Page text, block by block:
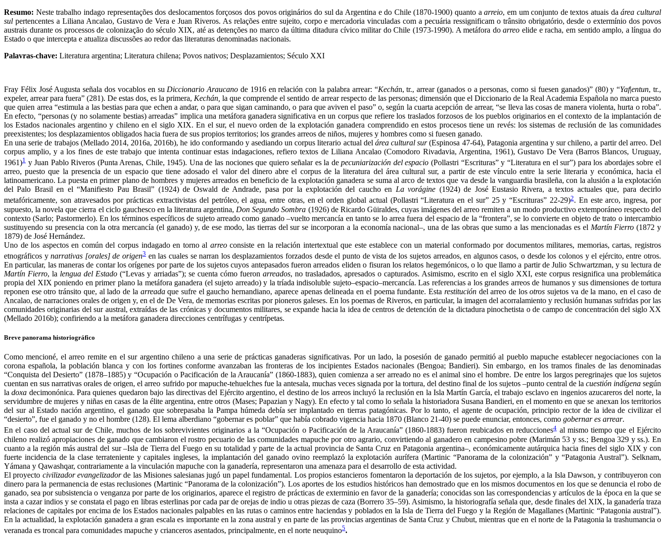
Resumo: Neste trabalho indago representações dos deslocamentos forçosos dos povos originários do sul da Argentina e do Chile (1870-1900) quanto aarreio, em um conjunto de textos atuais daárea cultural
sul pertencentes a Liliana Ancalao, Gustavo de Vera e Juan Riveros. As relações entre sujeito, corpo e mercadoria vinculadas com a pecuária ressignificam o trânsito obrigatório, desde o extermínio dos povos
austrais durante os processos de colonização do século XIX, até as detenções no marco da última ditadura cívico militar do Chile (1973-1990). A metáfora doarreo elide e racha, em sentido amplo, a língua do
Estado o que intercepta e atualiza discussões ao redor das literaturas denominadas nacionais.
Palavras-chave: Literatura argentina; Literatura chilena; Povos nativos; Desplazamientos; Século XXI
Fray Félix José Augusta señala dos vocablos en su Diccionario Araucanode 1916 en relación con la palabra arrear: “Kechán, tr., arrear (ganados o a personas, como si fuesen ganados)” (80) y “Yaf|entun, tr.,
expeler, arrear para fuera” (281). De estas dos, es la primera, Kechán, la que comprende el sentido de arrear respecto de las personas; dimensión que el Diccionario de la Real Academia Española no marca puesto
que quien arrea “estimula a las bestias para que echen a andar, o para que sigan caminando, o para que aviven el paso” o, según la cuarta acepción de arrear, “se lleva las cosas de manera violenta, hurta o roba”.
En efecto, “personas (y no solamente bestias) arreadas” implica una metáfora ganadera significativa en un corpus que refiere los traslados forzosos de los pueblos originarios en el contexto de la implantación de
los Estados nacionales argentino y chileno en el siglo XIX. En el sur, el nuevo orden de la explotación ganadera comprendido en estos procesos tiene un revés: los sistemas de reclusión de las comunidades
preexistentes; los desplazamientos obligados hacia fuera de sus propios territorios; los grandes arreos de niños, mujeres y hombres como si fuesen ganado.
En una serie de trabajos (Mellado 2014, 2016a, 2016b), he ido conformando y asediando un corpus literario actual del área cultural sur(Espinosa 47-64), Patagonia argentina y sur chileno, a partir del arreo. Del
corpus amplio, y a los fines de este trabajo que intenta continuar estas indagaciones, refiero textos de Liliana Ancalao (Comodoro Rivadavia, Argentina, 1961), Gustavo De Vera (Barros Blancos, Uruguay,
1961)1 y Juan Pablo Riveros (Punta Arenas, Chile, 1945). Una de las nociones que quiero señalar es la depecuniarización del espacio (Pollastri “Escrituras” y “Literatura en el sur”) para los abordajes sobre el
arreo, puesto que la presencia de un espacio que tiene adosado el valor del dinero abre el corpus de la literatura del área cultural sur, a partir de este vínculo entre la serie literaria y económica, hacia el
latinoamericano. La puesta en primer plano de hombres y mujeres arreados en beneficio de la explotación ganadera se suma al arco de textos que va desde la vanguardia brasileña, con la alusión a la explotación
del Palo Brasil en el “Manifiesto Pau Brasil” (1924) de Oswald de Andrade, pasa por la explotación del caucho en La vorágine (1924) de José Eustasio Rivera, a textos actuales que, para decirlo
metafóricamente, son atravesados por prácticas extractivistas del petróleo, el agua, entre otras, en el orden global actual (Pollastri “Literatura en el sur” 25 y “Escrituras” 22-29)2. En este arco, ingresa, por
supuesto, la novela que cierra el ciclo gauchesco en la literatura argentina, Don Segundo Sombra (1926) de Ricardo Güiraldes, cuyas imágenes del arreo remiten a un modo productivo extemporáneo respecto del
contexto (Sarlo; Pastormerlo). En los términos específicos de sujeto arreado como ganado –vuelto mercancía en tanto se lo arrea fuera del espacio de la “frontera”, se lo convierte en objeto de trato o intercambio
sustituyendo su presencia con la otra mercancía (el ganado) y, de ese modo, las tierras del sur se incorporan a la economía nacional–, una de las obras que sumo a las mencionadas es el Martín Fierro (1872 y
1879) de José Hernández.
Uno de los aspectos en común del corpus indagado en torno al arreoconsiste en la relación intertextual que este establece con un material conformado por documentos militares, memorias, cartas, registros
etnográficos ynarrativas [orales] de origen3en las cuales se narran los desplazamientos forzados desde el punto de vista de los sujetos arreados, en algunos casos, o desde los colonos y el ejército, entre otros.
En particular, las maneras de contar los orígenes por parte de los sujetos cuyos antepasados fueron arreados eliden o fisuran los relatos hegemónicos, o lo que llamo a partir de Julio Schwartzman, y su lectura de
Martín Fierro, la lengua del Estado (“Levas y arriadas”); se cuenta cómo fueron arreados, no trasladados, apresados o capturados. Asimismo, escrito en el siglo XXI, este corpus resignifica una problemática
propia del XIX poniendo en primer plano la metáfora ganadera (el sujeto arreado) y la tríada indisoluble sujeto–espacio–mercancía. Las referencias a los grandes arreos de humanos y sus dimensiones de tortura
reponen ese otro tránsito que, al lado de la arreadaque sufre el gaucho hernandiano, aparece apenas delineada en el poema fundante. Esta restitucióndel arreo de losotros sujetos va de la mano, en el caso de
Ancalao, de narraciones orales de origen y, en el de De Vera, de memorias escritas por pioneros galeses. En los poemas de Riveros, en particular, la imagen del acorralamiento y reclusión humanas sufridas por las
comunidades originarias del sur austral, extraídas de las crónicas y documentos militares, se expande hacia la idea de centros de detención de la dictadura pinochetista o de campo de concentración del siglo XX
(Mellado 2016b); confiriendo a la metáfora ganadera direcciones centrífugas y centrípetas.
Breve panorama historiográfico
Como mencioné, el arreo remite en el sur argentino chileno a una serie de prácticas ganaderas significativas. Por un lado, la posesión de ganado permitió al pueblo mapuche establecer negociaciones con la
corona española, la población blanca y con los fortines conforme avanzaban las fronteras de los incipientes Estados nacionales (Bengoa; Bandieri). Sin embargo, en los tramos finales de las denominadas
“Conquista del Desierto” (1878–1885) y “Ocupación o Pacificación de la Araucanía” (1860-1883), quien comienza a ser arreado no es el animal sino el hombre. De entre los largos peregrinajes que los sujetos
cuentan en sus narrativas orales de origen, el arreo sufrido por mapuche-tehuelches fue la antesala, muchas veces signada por la tortura, del destino final de los sujetos –punto central de la cuestión indígenasegún
ladoxa decimonónica. Para quienes quedaron bajo las directivas del Ejército argentino, el destino de los arreos incluyó la reclusión en la Isla Martín García, el trabajo esclavo en ingenios azucareros del norte, la
servidumbre de mujeres y niñas en casas de la élite argentina, entre otros (Mases; Papazian y Nagy). En efecto y tal como lo señala la historiadora Susana Bandieri, en el momento en que se anexan los territorios
del sur al Estado nación argentino, el ganado que sobrepasaba la Pampa húmeda debía ser implantado en tierras patagónicas. Por lo tanto, el agente de ocupación, principio rector de la idea de civilizar el
“desierto”, fue el ganado y no el hombre (128). El lema alberdiano “gobernar es poblar” que había cobrado vigencia hacia 1870 (Blanco 21-40) se puede enunciar, entonces, como gobernar es arrear.
En el caso del actual sur de Chile, muchos de los sobrevivientes originarios a la “Ocupación o Pacificación de la Araucanía” (1860-1883) fueron reubicados en reducciones4al mismo tiempo que el Ejército
chileno realizó apropiaciones de ganado que cambiaron el rostro pecuario de las comunidades mapuche por otro agrario, convirtiendo al ganadero en campesino pobre (Marimán 53 y ss.; Bengoa 329 y ss.). En
cuanto a la región más austral del sur –Isla de Tierra del Fuego en su totalidad y parte de la actual provincia de Santa Cruz en Patagonia argentina–, económicamente autárquica hacia fines del siglo XIX y con
fuerte incidencia de la clase terrateniente y capitales ingleses, la implantación del ganado ovino reemplazó la explotación aurífera (Martinic “Panorama de la colonización” y “Patagonia Austral”). Selknam,
Yámana y Qawashqar, contrariamente a la vinculación mapuche con la ganadería, representaron una amenaza para el desarrollo de esta actividad.
El proyecto civilizador evangelizadorde las Misiones salesianas jugó un papel fundamental. Los propios estancieros fomentaron la deportación de los sujetos, por ejemplo, a la Isla Dawson, y contribuyeron con
dinero para la permanencia de estas reclusiones (Martinic “Panorama de la colonización”). Los aportes de los estudios históricos han demostrado que en los mismos documentos en los que se denuncia el robo de
ganado, sea por subsistencia o venganza por parte de los originarios, aparece el registro de prácticas de exterminio en favor de la ganadería; conocidas son las correspondencias y artículos de la época en la que se
insta a cazar indios y se constata el pago en libras esterlinas por cada par de orejas de indio u otras piezas de caza (Borrero 35–59). Asimismo, la historiografía señala que, desde finales del XIX, la ganadería traza
relaciones de capitales por encima de los Estados nacionales palpables en las rutas o caminos entre haciendas y poblados en la Isla de Tierra del Fuego y la Región de Magallanes (Martinic “Patagonia austral”).
En la actualidad, la explotación ganadera a gran escala es importante en la zona austral y en parte de las provincias argentinas de Santa Cruz y Chubut, mientras que en el norte de la Patagonia la trashumancia o
veranada es troncal para comunidades mapuche y crianceros asentados, principalmente, en el norte neuquino5.